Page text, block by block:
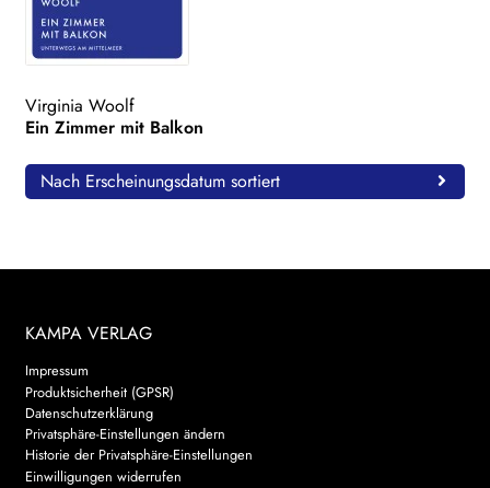
Virginia Woolf
Ein Zimmer mit Balkon
Nach Erscheinungsdatum sortiert
KAMPA VERLAG
Impressum
Produktsicherheit (GPSR)
Datenschutzerklärung
Privatsphäre-Einstellungen ändern
Historie der Privatsphäre-Einstellungen
Einwilligungen widerrufen